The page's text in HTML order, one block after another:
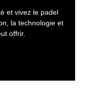
et vivez le padel
la technologie et
offrir.